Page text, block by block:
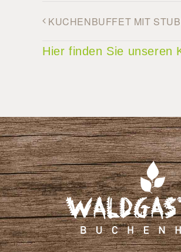
KUCHENBUFFET MIT
Hier finden Sie unseren